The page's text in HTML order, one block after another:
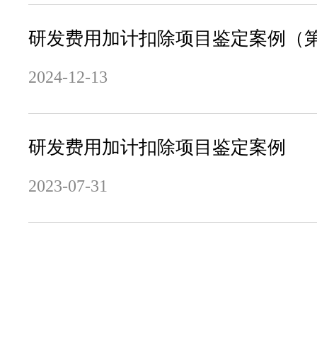
研发费用加计扣除项目鉴定案例（
2024-12-13
研发费用加计扣除项目鉴定案例
2023-07-31